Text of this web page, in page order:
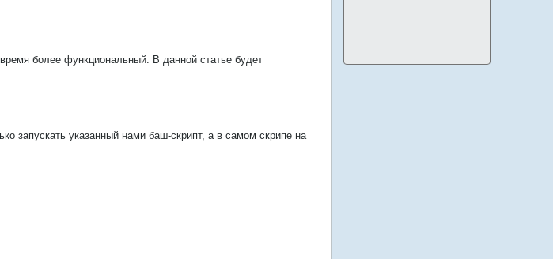
более функциональный. В данной статье будет
запускать указанный нами баш-скрипт, а в самом скрипе на